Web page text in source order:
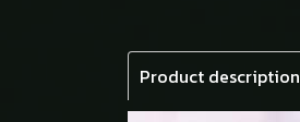
Product description